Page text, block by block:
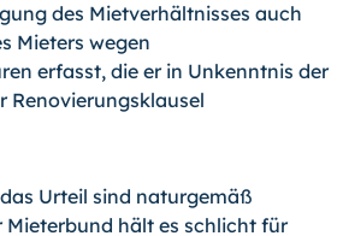
des Mietverhältnisses auch
Mieters wegen
erfasst, die er in Unkenntnis der
Renovierungsklausel
Urteil sind naturgemäß
Mieterbund hält es schlicht für